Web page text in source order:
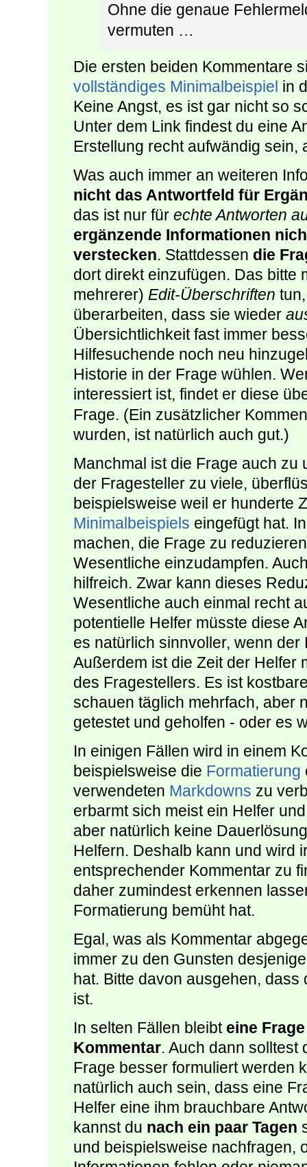
Ohne die genaue
vermuten …
Die ersten beiden Kommentare
vollständiges Minimalbeispiel in
Keine Angst, es ist gar nicht so
Unter dem Link findest du eine
Erstellung recht aufwändig sein,
Was auch immer an weiteren
nicht das Antwortfeld für
das ist nur für echte Antworten
ergänzende Informationen
verstecken. Stattdessen die
dort direkt einzufügen. Das bitte
mehrerer) Edit-Überschriften
überarbeiten, dass sie wieder
Übersichtlichkeit fast immer
Hilfesuchende noch neu
Historie in der Frage wühlen.
interessiert ist, findet er diese
Frage. (Ein zusätzlicher
wurden, ist natürlich auch gut.)
Manchmal ist die Frage auch
der Fragesteller zu viele,
beispielsweise weil er hunderte
Minimalbeispiels eingefügt hat.
machen, die Frage zu
Wesentliche einzudampfen.
hilfreich. Zwar kann dieses
Wesentliche auch einmal recht
potentielle Helfer müsste diese
es natürlich sinnvoller, wenn
Außerdem ist die Zeit der Helfer
des Fragestellers. Es ist
schauen täglich mehrfach, aber
getestet und geholfen - oder es
In einigen Fällen wird in einem
beispielsweise die Formatierung
verwendeten Markdowns zu
erbarmt sich meist ein Helfer
aber natürlich keine
Helfern. Deshalb kann und wird
entsprechender Kommentar zu
daher zumindest erkennen
Formatierung bemüht hat.
Egal, was als Kommentar
immer zu den Gunsten
hat. Bitte davon ausgehen,
ist.
In selten Fällen bleibt eine
Kommentar. Auch dann solltest
Frage besser formuliert werden
natürlich auch sein, dass eine
Helfer eine ihm brauchbare
kannst du nach ein paar Tagen
und beispielsweise nachfragen,